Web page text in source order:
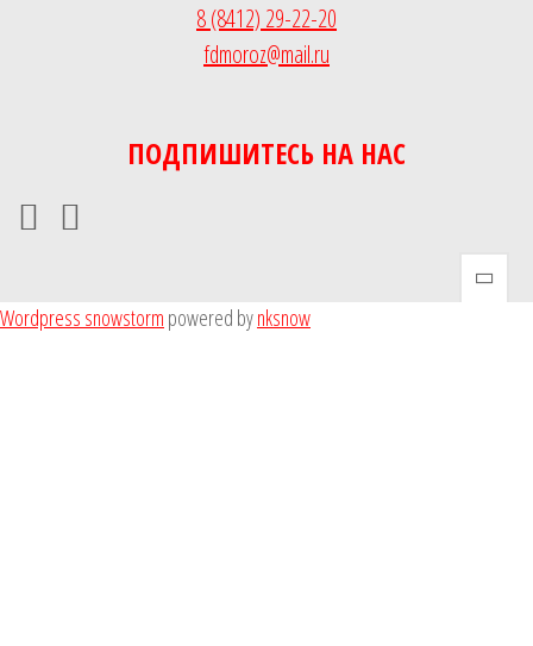
8 (8412) 29-22-20
fdmoroz@mail.ru
ПОДПИШИТЕСЬ НА НАС
Wordpress snowstorm powered bynksnow